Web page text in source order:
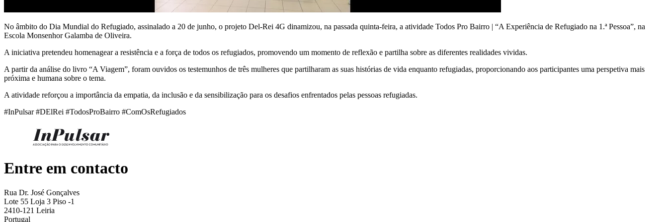
No âmbito do Dia Mundial do Refugiado, assinalado a 20 de junho, o projeto Del-Rei 4G dinamizou, na passada quinta-feira, a atividade Todos Pro Bairro | “A Experiência de Refugiado na 1.ª Pessoa”, na
Escola Monsenhor Galamba de Oliveira.
A iniciativa pretendeu homenagear a resistência e a força de todos os refugiados, promovendo um momento de reflexão e partilha sobre as diferentes realidades vividas.
A partir da análise do livro “A Viagem”, foram ouvidos os testemunhos de três mulheres que partilharam as suas histórias de vida enquanto refugiadas, proporcionando aos participantes uma perspetiva mais
próxima e humana sobre o tema.
A atividade reforçou a importância da empatia, da inclusão e da sensibilização para os desafios enfrentados pelas pessoas refugiadas.
#InPulsar #DElRei #TodosProBairro #ComOsRefugiados
Entre em contacto
Rua Dr. José Gonçalves
Lote 55 Loja 3 Piso -1
2410-121 Leiria
Portugal